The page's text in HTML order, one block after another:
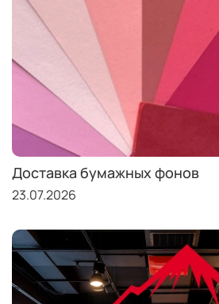
Доставка бумажных фонов
23.07.2026